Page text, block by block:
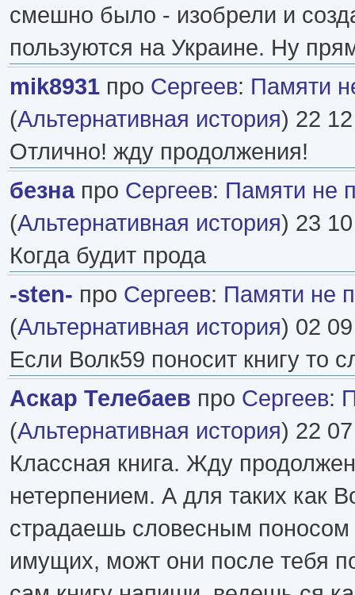
смешно было - изобрели и
пользуются на Украине. Ну
mik8931 про Сергеев: Памяти
(Альтернативная история) 22 12
Отлично! жду продолжения!
безнапро Сергеев: Памяти не
(Альтернативная история) 23 10
Когда будит прода
-sten- про Сергеев: Памяти не
(Альтернативная история) 02 09
Если Волк59 поносит книгу то
Аскар Телебаев про Сергеев:
(Альтернативная история) 22 07
Классная книга. Жду
нетерпением. А для таких как
страдаешь словесным поносом
имущих, можт они после тебя